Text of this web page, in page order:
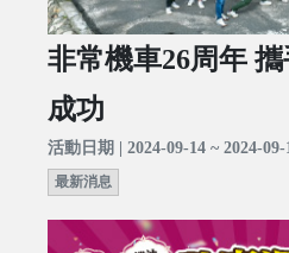
非常機車26周年
成功
活動日期 | 2024-09-14 ~ 2024-09-
最新消息